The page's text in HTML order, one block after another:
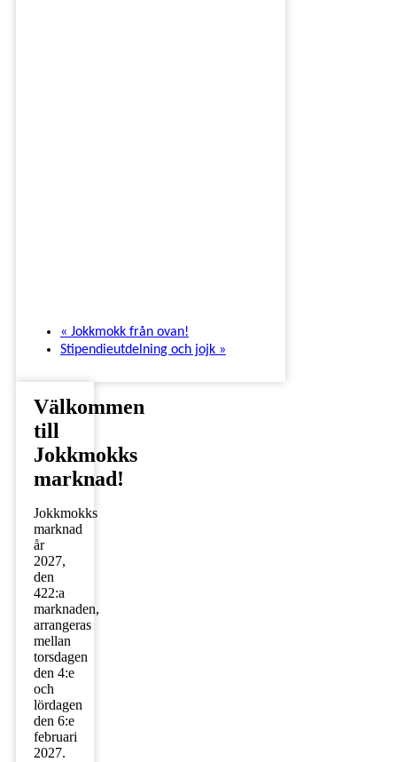
« Jokkmokk från ovan!
Stipendieutdelning och jojk »
Välkommen
till
Jokkmokks
marknad!
Jokkmokks
marknad
år
2027,
den
422:a
marknaden,
arrangeras
mellan
torsdagen
den 4:e
och
lördagen
den 6:e
februari
2027.